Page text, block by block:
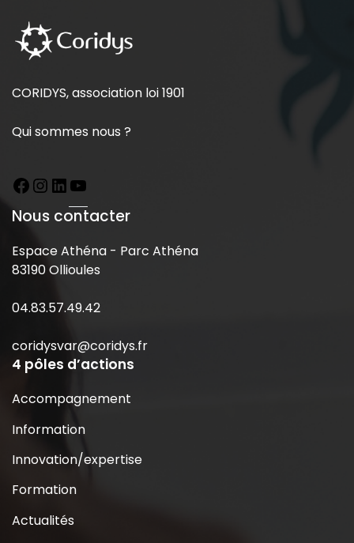
CORIDYS, association loi 1901
Qui sommes nous ?
Nous contacter
Espace Athéna - Parc Athéna
83190 Ollioules
04.83.57.49.42
coridysvar@coridys.fr
4 pôles d’actions
Accompagnement
Information
Innovation/expertise
Formation
Actualités